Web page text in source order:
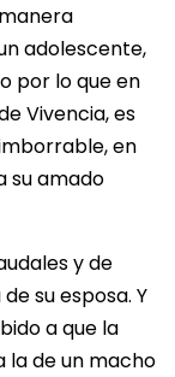
adolescente,
por lo que en
Vivencia, es
en
su amado
y de
su esposa. Y
a que la
la de un macho